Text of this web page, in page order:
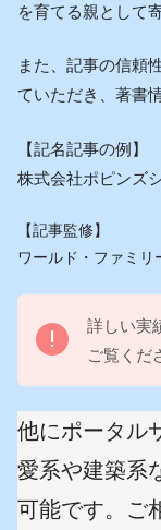
を育てる親として
また、記事の信頼
ていただき、著書
【記名記事の例】
株式会社ポピンズ
【記事監修】
ワールド・ファミリ
詳しい実
ご覧くだ
他にポータル
愛系や建築系
可能です。ご